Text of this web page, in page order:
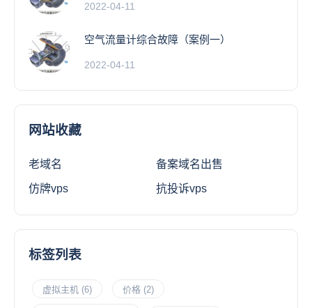
2022-04-11
空气流量计综合故障（案例一）
2022-04-11
网站收藏
老域名 备案域名出售
仿牌vps 抗投诉vps
标签列表
虚拟主机 (6) 价格 (2)